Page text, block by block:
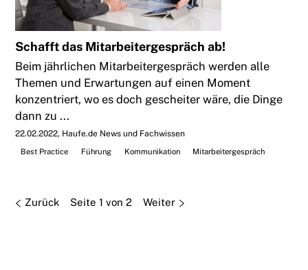
Schafft das Mitarbeitergespräch ab!
Beim jährlichen Mitarbeitergespräch werden alle
Themen und Erwartungen auf einen Moment
konzentriert, wo es doch gescheiter wäre, die Dinge
dann zu ...
22.02.2022 Haufe.de News und Fachwissen
Best Practice
Führung Kommunikation Mitarbeitergespräch
ZurückSeite 1 von 2 Weiter